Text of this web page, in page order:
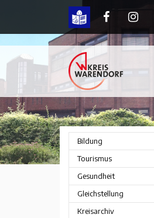
Bildung
Tourismus
Gesundheit
Gleichstellung
Kreisarchiv